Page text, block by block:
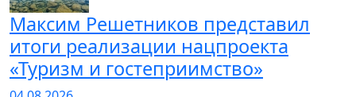
Максим Решетников представил
итоги реализации нацпроекта
«Туризм и гостеприимство»